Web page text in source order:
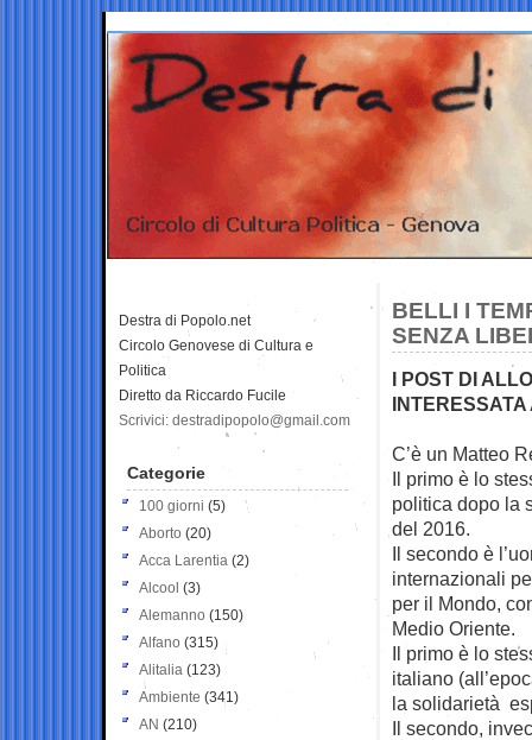
BELLI I
SENZA
I POST DI
C’è un Matteo
Il primo è lo
politica dopo la
del 2016.
Il secondo è
internazionali
per il Mondo,
Medio Oriente.
Il primo è lo
italiano
la solidarietà
Il secondo,
Destra di Popolo.net
Circolo Genovese di Cultura e
Politica
Diretto da Riccardo Fucile
Scrivici: destradipopolo@gmail.com
Categorie
100 giorni (5)
Aborto (20)
Acca Larentia (2)
Alcool (3)
Alemanno (150)
Alfano (315)
Alitalia (123)
Ambiente (341)
AN (210)